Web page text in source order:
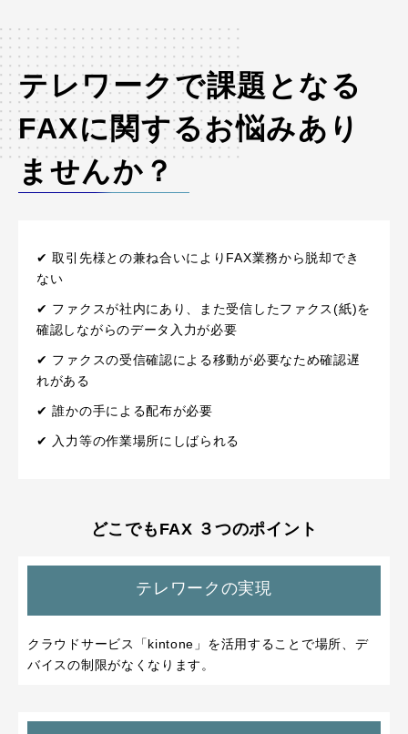
テレワークで課題となる
FAXに関するお悩みあり
ませんか？
✔ 取引先様との兼ね合いによりFAX業務から脱却でき
ない
✔ ファクスが社内にあり、また受信したファクス(紙)を
確認しながらのデータ入力が必要
✔ ファクスの受信確認による移動が必要なため確認遅
れがある
✔ 誰かの手による配布が必要
✔ 入力等の作業場所にしばられる
どこでもFAX ３つのポイント
テレワークの実現
クラウドサービス「kintone」を活用することで場所、デ
バイスの制限がなくなります。